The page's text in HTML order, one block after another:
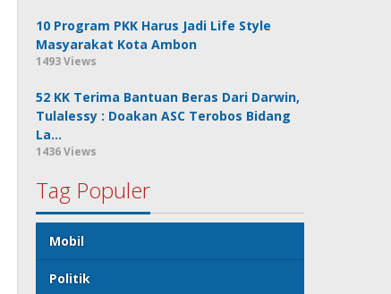
10 Program PKK Harus Jadi Life Style
Masyarakat Kota Ambon
1493 Views
52 KK Terima Bantuan Beras Dari Darwin,
Tulalessy : Doakan ASC Terobos Bidang
La…
1436 Views
Tag Populer
Mobil
Politik